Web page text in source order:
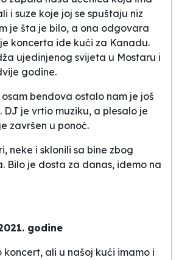
i suze koje joj se spuštaju niz
je šta je bilo, a ona odgovara
koncerta ide kući za Kanadu.
ujedinjenog svijeta u Mostaru i
godine.
bendova ostalo nam je još
DJ je vrtio muziku, a plesalo je
završen u ponoć.
neke i sklonili sa bine zbog
Bilo je dosta za danas, idemo na
godine
koncert, ali u našoj kući imamo i